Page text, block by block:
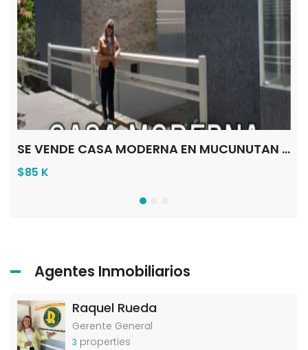
SE VENDE CASA MODERNA EN MUCUNUTAN MÉRIDA VE
$85 K
Agentes Inmobiliarios
Raquel Rueda
Gerente General
3 properties